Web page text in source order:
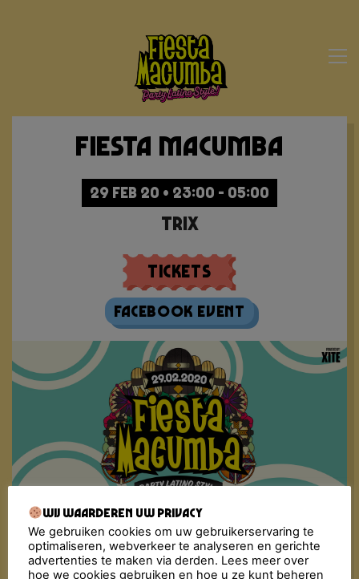
Fiesta Macumba
29 FEB 20 • 23:00 - 05:00
Trix
Tickets
Facebook Event
Fiesta Macumba maakt al jaren door heel Nederland
het nachtleven onveilig met het inmiddels bekende
recept: dansen, flirten en genieten van de lekkerste
Wij waarderen uw privacy
We gebruiken cookies om uw gebruikerservaring te
optimaliseren, webverkeer te analyseren en gerichte
advertenties te maken via derden. Lees meer over
hoe we cookies gebruiken en hoe u ze kunt beheren